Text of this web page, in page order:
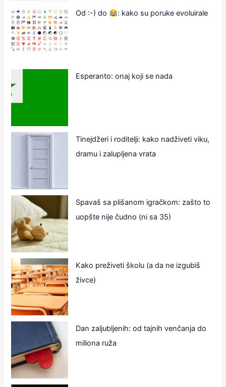
Od :-) do : kako su poruke evoluirale
Esperanto: onaj koji se nada
Tinejdžeri i roditelji: kako nadživeti viku,
dramu i zalupljena vrata
Spavaš sa plišanom igračkom: zašto to
uopšte nije čudno (ni sa 35)
Kako preživeti školu (a da ne izgubiš
živce)
Dan zaljubljenih: od tajnih venčanja do
miliona ruža